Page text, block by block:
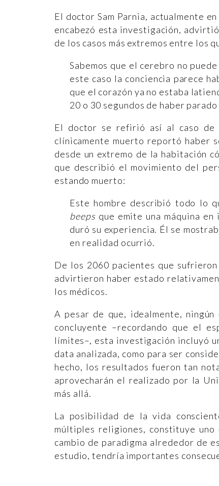
El doctor Sam Parnia, actualmente
encabezó esta investigación,
de los casos más extremos entre los
Sabemos que el cerebro no
este caso la conciencia parece
que el corazón ya no estaba
20 o 30 segundos de haber
El doctor se refirió así al caso de
clínicamente muerto reportó haber
desde un extremo de la habitación
que describió el movimiento del
estando muerto:
Este hombre describió todo lo
beepsque emite una máquina en
duró su experiencia. Él se
en realidad ocurrió.
De los 2060 pacientes que
advirtieron haber estado
los médicos.
A pesar de que, idealmente,
concluyente –recordando que el
límites–, esta investigación incluyó
data analizada, como para ser
hecho, los resultados fueron tan
aprovecharán el realizado por la
más allá.
La posibilidad de la vida
múltiples religiones, constituye uno
cambio de paradigma alrededor de
estudio, tendría importantes